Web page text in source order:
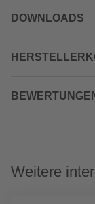
DOWNLOADS
Weitere